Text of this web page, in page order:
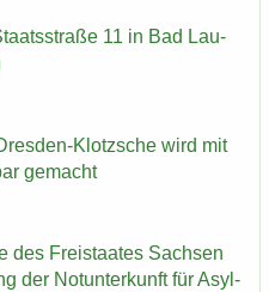
11 in Bad Lau­
​Klotzsche wird mit
ge­macht
des Frei­staa­tes Sach­sen
der Not­un­ter­kunft für Asyl­